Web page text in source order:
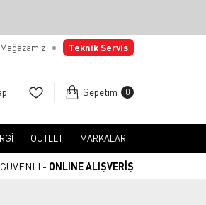
Mağazamız Teknik Servis
Sepetim 0
OUTLET MARKALAR
GÜVENLİ - ONLINE ALIŞVERİŞ